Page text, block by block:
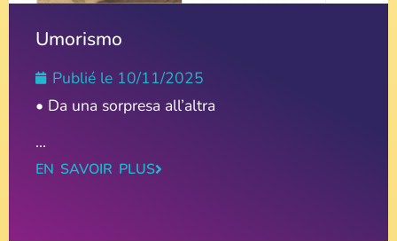
Umorismo
Publié le 10/11/2025
• Da una sorpresa all’altra
...
EN SAVOIR PLUS